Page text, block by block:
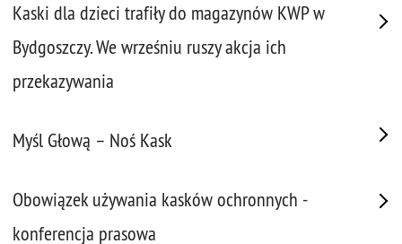
Kaski dla dzieci trafiły do magazynów KWP w
Bydgoszczy. We wrześniu ruszy akcja ich
przekazywania
Myśl Głową – Noś Kask
Obowiązek używania kasków ochronnych -
konferencja prasowa